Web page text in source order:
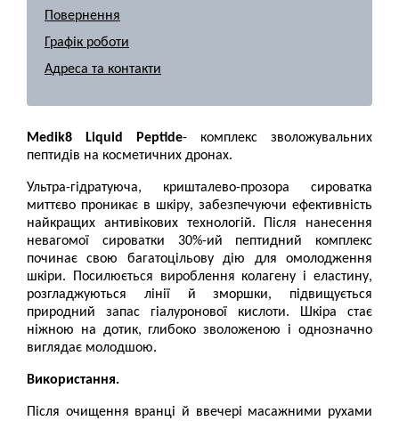
Повернення
Графік роботи
Адреса та контакти
Medik8 Liquid Peptide- комплекс зволожувальних
пептидів на косметичних дронах.
Ультра-гідратуюча, кришталево-прозора сироватка
миттєво проникає в шкіру, забезпечуючи ефективність
найкращих антивікових технологій. Після нанесення
невагомої сироватки 30%-ий пептидний комплекс
починає свою багатоцільову дію для омолодження
шкіри. Посилюється вироблення колагену і еластину,
розгладжуються лінії й зморшки, підвищується
природний запас гіалуронової кислоти. Шкіра стає
ніжною на дотик, глибоко зволоженою і однозначно
виглядає молодшою.
Використання.
Після очищення вранці й ввечері масажними рухами